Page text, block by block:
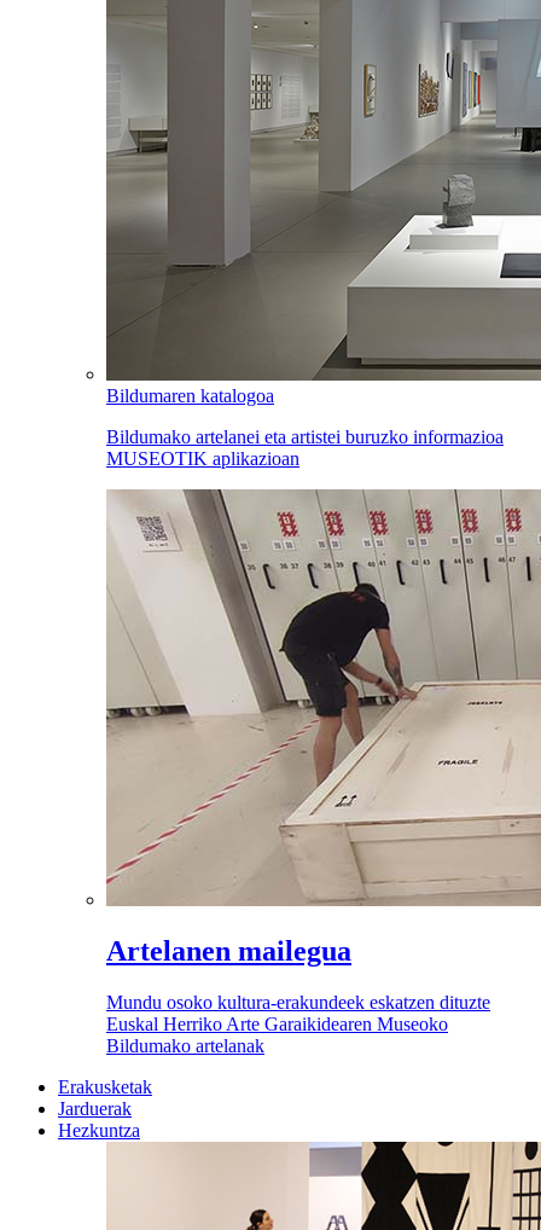
Bildumaren katalogoa
Bildumako artelanei eta artistei buruzko informazioa
MUSEOTIK aplikazioan
Artelanen mailegua
Mundu osoko kultura-erakundeek eskatzen dituzte
Euskal Herriko Arte Garaikidearen Museoko
Bildumako artelanak
Erakusketak
Jarduerak
Hezkuntza